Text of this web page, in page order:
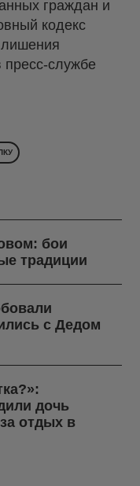
граждан и
кодекс
лишения
службе
бои
традиции
с Дедом
дочь
отдых в